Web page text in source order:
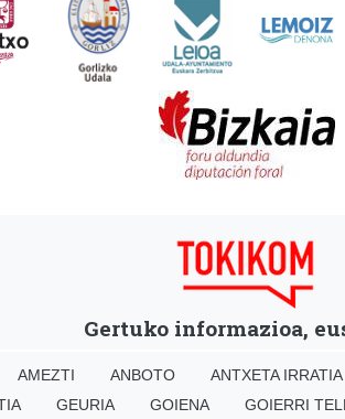
Gertuko informazioa,
AMEZTI ANBOTO ANTXETA IRRATIA
GEURIA GOIENA GOIERRI